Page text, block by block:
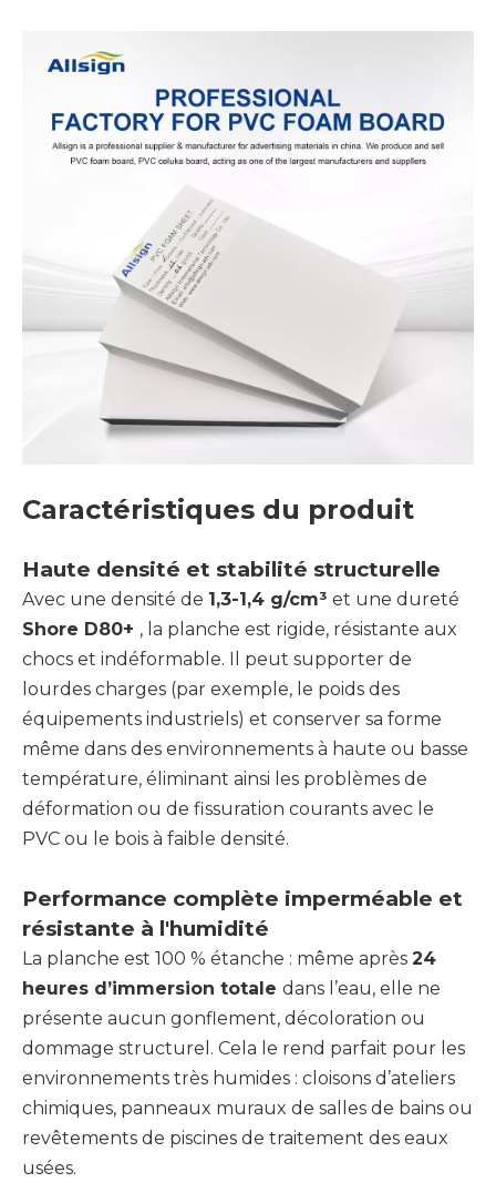
Caractéristiques du produit
Haute densité et stabilité structurelle
Avec une densité de 1,3-1,4 g/cm³ et une dureté
Shore D80+ , la planche est rigide, résistante aux
chocs et indéformable. Il peut supporter de
lourdes charges (par exemple, le poids des
équipements industriels) et conserver sa forme
même dans des environnements à haute ou basse
température, éliminant ainsi les problèmes de
déformation ou de fissuration courants avec le
PVC ou le bois à faible densité.
Performance complète imperméable et
résistante à l'humidité
La planche est 100 % étanche : même après 24
heures d’immersion totale dans l’eau, elle ne
présente aucun gonflement, décoloration ou
dommage structurel. Cela le rend parfait pour les
environnements très humides : cloisons d’ateliers
chimiques, panneaux muraux de salles de bains ou
revêtements de piscines de traitement des eaux
usées.